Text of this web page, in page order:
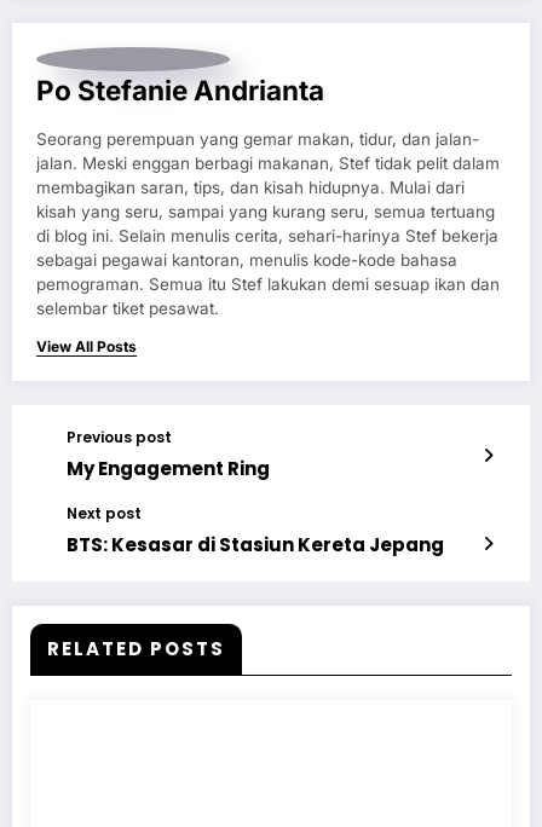
Po Stefanie Andrianta
Seorang perempuan yang gemar makan, tidur, dan jalan-
jalan. Meski enggan berbagi makanan, Stef tidak pelit dalam
membagikan saran, tips, dan kisah hidupnya. Mulai dari
kisah yang seru, sampai yang kurang seru, semua tertuang
di blog ini. Selain menulis cerita, sehari-harinya Stef bekerja
sebagai pegawai kantoran, menulis kode-kode bahasa
pemograman. Semua itu Stef lakukan demi sesuap ikan dan
selembar tiket pesawat.
View All Posts
Previous post
My Engagement Ring
Next post
BTS: Kesasar di Stasiun Kereta Jepang
RELATED POSTS